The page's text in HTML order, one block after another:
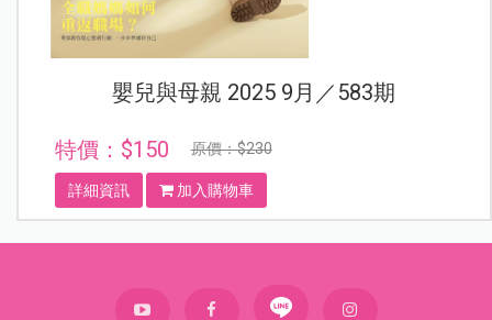
嬰兒與母親 2025 9月／583期
特價：$150 原價：$230
詳細資訊 加入購物車